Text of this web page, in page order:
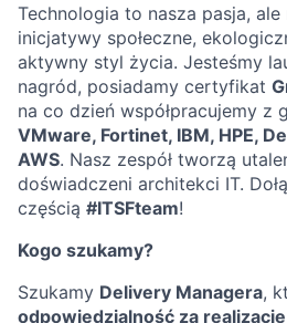
Technologia to nasza pasja,
inicjatywy społeczne,
aktywny styl życia. Jesteśmy
nagród, posiadamy certyfikat
na co dzień współpracujemy z
VMware, Fortinet, IBM, HPE,
AWS. Nasz zespół tworzą
doświadczeni architekci IT.
częścią #ITSFteam!
Kogo szukamy?
Szukamy Delivery Managera,
odpowiedzialność za